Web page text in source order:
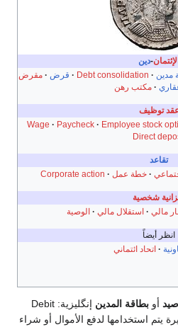
الإئتمان-دين
مدين Debt consolidation قرض
مقرض
مكتب رهن
توظيف
Wage Paycheck Employee stock
Direct
تقاعد
خطة عمل Corporate action
شخصية
مالي استقلال مالي الوصية
انظر أيضاً
اتحاد ائتماني
أو بطاقة المدين إنگليزية: Debit
يتم استخدامها لدفع الأموال أو شراء